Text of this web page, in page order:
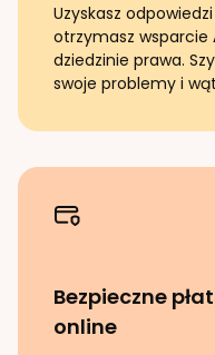
Uzyskasz
otrzymasz wsparcie
dziedzinie prawa.
swoje problemy i
Bezpieczne
online